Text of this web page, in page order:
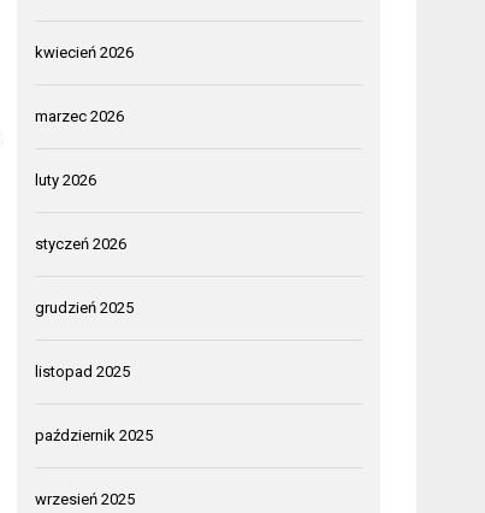
kwiecień 2026
marzec 2026
luty 2026
styczeń 2026
grudzień 2025
listopad 2025
październik 2025
wrzesień 2025